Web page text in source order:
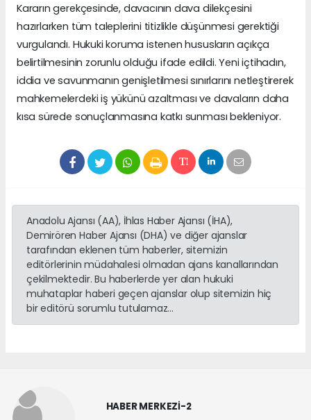
Kararın gerekçesinde, davacının dava dilekçesini
hazırlarken tüm taleplerini titizlikle düşünmesi gerektiği
vurgulandı. Hukuki koruma istenen hususların açıkça
belirtilmesinin zorunlu olduğu ifade edildi. Yeni içtihadın,
iddia ve savunmanın genişletilmesi sınırlarını netleştirerek
mahkemelerdeki iş yükünü azaltması ve davaların daha
kısa sürede sonuçlanmasına katkı sunması bekleniyor.
Anadolu Ajansı (AA), İhlas Haber Ajansı (İHA),
Demirören Haber Ajansı (DHA) ve diğer ajanslar
tarafından eklenen tüm haberler, sitemizin
editörlerinin müdahalesi olmadan ajans kanallarından
çekilmektedir. Bu haberlerde yer alan hukuki
muhataplar haberi geçen ajanslar olup sitemizin hiç
bir editörü sorumlu tutulamaz...
HABER MERKEZİ-2